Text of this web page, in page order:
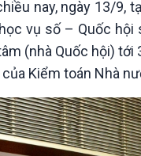
biến đổi
Chát
Câu
nay, ngày 13/9,
vụ số – Quốc
(nhà Quốc hội)
Kiểm toán Nhà